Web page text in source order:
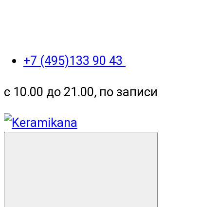
+7 (495)133 90 43
с 10.00 до 21.00, по записи